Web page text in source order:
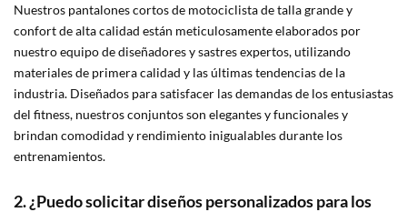
Nuestros pantalones cortos de motociclista de talla grande y
confort de alta calidad están meticulosamente elaborados por
nuestro equipo de diseñadores y sastres expertos, utilizando
materiales de primera calidad y las últimas tendencias de la
industria. Diseñados para satisfacer las demandas de los entusiastas
del fitness, nuestros conjuntos son elegantes y funcionales y
brindan comodidad y rendimiento inigualables durante los
entrenamientos.
2. ¿Puedo solicitar diseños personalizados para los